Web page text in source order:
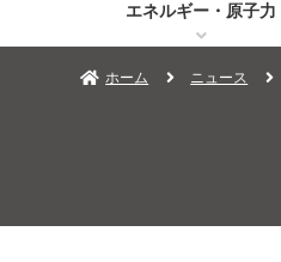
エネルギー・原子力
TOPページへ
TOPページへ
ホーム ニュース